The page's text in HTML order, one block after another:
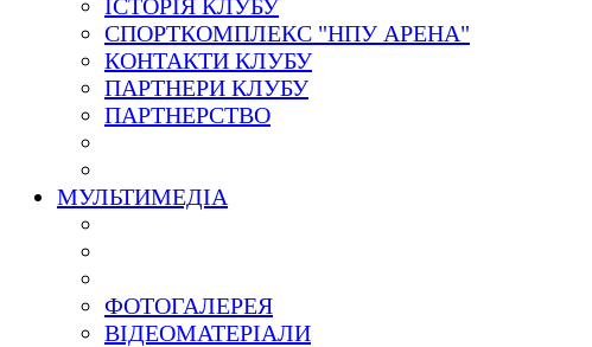
ІСТОРІЯ КЛУБУ
СПОРТКОМПЛЕКС "НПУ АРЕНА"
КОНТАКТИ КЛУБУ
ПАРТНЕРИ КЛУБУ
ПАРТНЕРСТВО
МУЛЬТИМЕДІА
ФОТОГАЛЕРЕЯ
ВІДЕОМАТЕРІАЛИ